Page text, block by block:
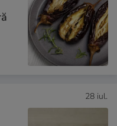
28 iul.